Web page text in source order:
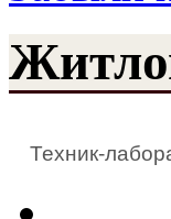
Техник-